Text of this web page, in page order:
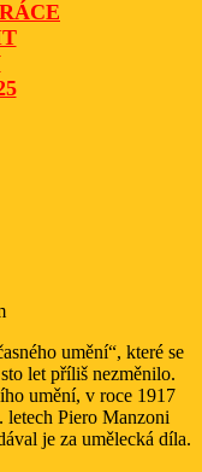
let příliš nezměnilo.
umění, v roce 1917
Piero Manzoni
je za umělecká díla.